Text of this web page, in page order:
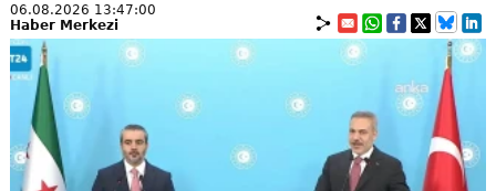
06.08.2026 13:47:00
Haber Merkezi